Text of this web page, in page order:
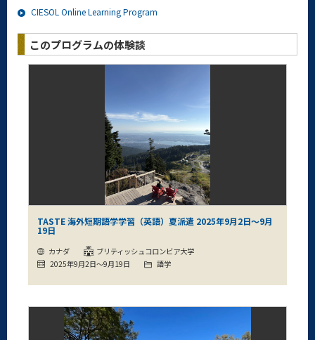
CIESOL Online Learning Program
このプログラムの体験談
TASTE 海外短期語学学習（英語）夏派遣 2025年9月2日～9月
19日
カナダ
ブリティッシュコロンビア大学
2025年9月2日～9月19日
語学